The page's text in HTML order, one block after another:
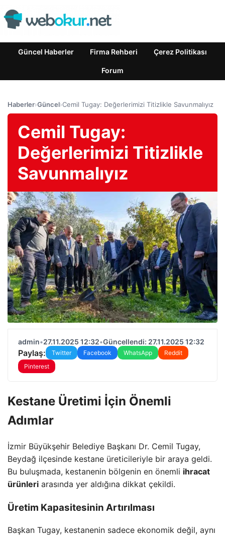
Güncel Haberler Firma Rehberi Çerez Politikası
Forum
Haberler›Güncel›Cemil Tugay: Değerlerimizi Titizlikle Savunmalıyız
Cemil Tugay:
Değerlerimizi Titizlikle
Savunmalıyız
admin•27.11.2025 12:32•Güncellendi: 27.11.2025 12:32
Paylaş: Twitter Facebook WhatsApp
Reddit
Pinterest
Kestane Üretimi İçin Önemli
Adımlar
İzmir Büyükşehir Belediye Başkanı Dr. Cemil Tugay,
Beydağ ilçesinde kestane üreticileriyle bir araya geldi.
Bu buluşmada, kestanenin bölgenin en önemli ihracat
ürünleri arasında yer aldığına dikkat çekildi.
Üretim Kapasitesinin Artırılması
Başkan Tugay, kestanenin sadece ekonomik değil, aynı